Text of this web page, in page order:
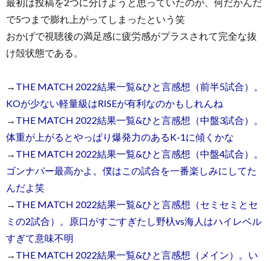
で5つまで膨れ上がってしまったという笑
おかげで視聴後の満足感に疲労感がプラスされて完全な抜
け殻状態である。
→ THE MATCH 2022結果一覧&ひと言感想（前半5試合）。
KOが少ない軽量級はRISEが有利なのかもしれんね
→ THE MATCH 2022結果一覧&ひと言感想（中盤3試合）。
体重が上がるとやっぱり爆発力のあるK-1に傾くかな
→ THE MATCH 2022結果一覧&ひと言感想（中盤4試合）。
ゴンナパー最高かよ。僕はこの試合を一番楽しみにしてた
んだよ笑
→ THE MATCH 2022結果一覧&ひと言感想（セミセミとセ
ミの2試合）。原口がすごすぎたし野杁vs海人はハイレベル
すぎて意味不明
→ THE MATCH 2022結果一覧&ひと言感想（メイン）。い